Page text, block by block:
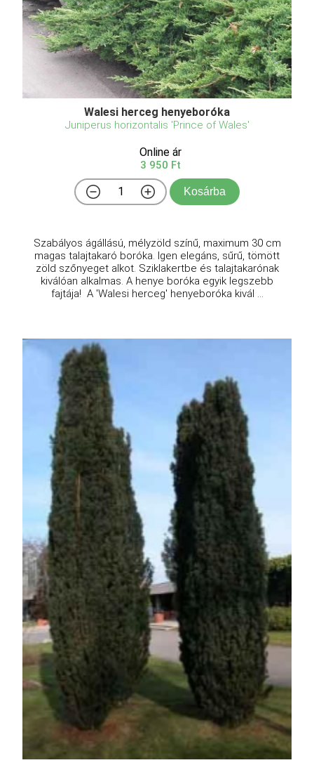
Walesi herceg henyeboróka
Juniperus horizontalis 'Prince of Wales'
Online ár
3 950 Ft
Kosárba
Szabályos ágállású, mélyzöld színű, maximum 30 cm
magas talajtakaró boróka. Igen elegáns, sűrű, tömött
zöld szőnyeget alkot. Sziklakertbe és talajtakarónak
kiválóan alkalmas. A henye boróka egyik legszebb
fajtája! A 'Walesi herceg' henyeboróka kivál ...